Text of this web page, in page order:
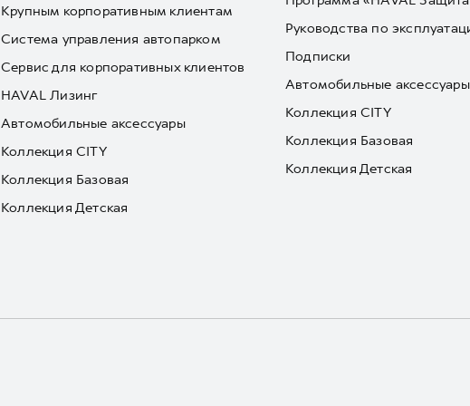
Крупным корпоративным клиентам
Система управления автопарком
Сервис для корпоративных клиентов
HAVAL Лизинг
Автомобильные аксессуары
Коллекция CITY
Коллекция Базовая
Коллекция Детская
Руководства по
Подписки
Автомобильные аксессуары
Коллекция CITY
Коллекция Базовая
Коллекция Детская